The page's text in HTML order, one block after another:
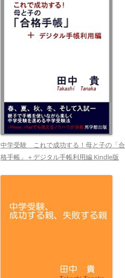
中学受験 これで成功する！母と子の「合
格手帳」＋デジタル手帳利用編 Kindle版